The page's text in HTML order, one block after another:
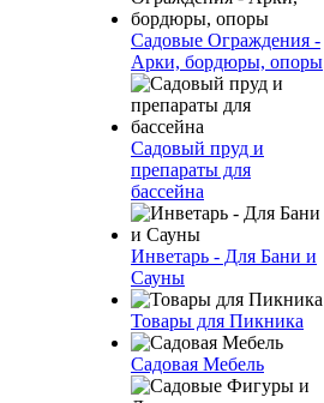
Садовые Ограждения -
Арки, бордюры, опоры
Садовый пруд и
препараты для
бассейна
Инветарь - Для Бани и
Сауны
Товары для Пикника
Садовая Мебель